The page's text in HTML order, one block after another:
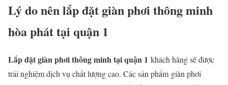
Lý do nên lắp đặt giàn phơi thông minh
hòa phát tại quận 1
Lắp đặt giàn phơi thông minh tại quận 1 khách hàng sẽ được
trải nghiệm dịch vụ chất lượng cao. Các sản phẩm giàn phơi